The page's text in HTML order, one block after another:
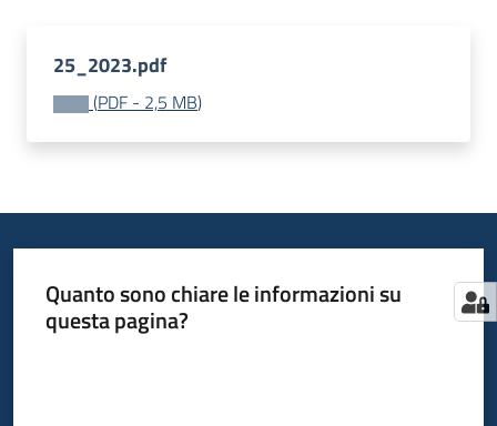
Bandi
precedenti
25_2023.pdf
(PDF - 2,5 MB)
Quanto sono chiare le informazioni su
questa pagina?